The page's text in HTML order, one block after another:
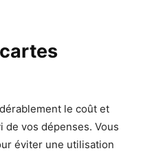
le coût et
vos dépenses. Vous
éviter une utilisation